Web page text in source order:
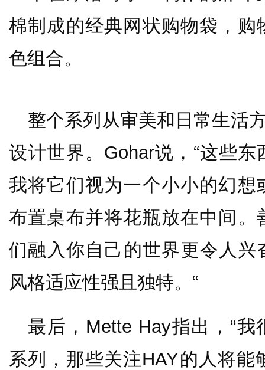
棉制成的经典网状购物袋，购
色组合。
整个系列从审美和日常生活
设计世界。Gohar说，“这些
我将它们视为一个小小的幻想
布置桌布并将花瓶放在中间。
们融入你自己的世界更令人
风格适应性强且独特。“
最后，Mette Hay指出，“我
系列，那些关注HAY的人将能